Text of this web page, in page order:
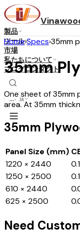
製品
ツール
市場
私たちについて
ブログ コンタクト
... · JA
Home›Specs›35mm
35mm
One sheet of 35mm
area. At 35mm
35mm
Panel Size (mm)
1220 × 2440
1250 × 2500
610 × 2440
625 × 2500
Need